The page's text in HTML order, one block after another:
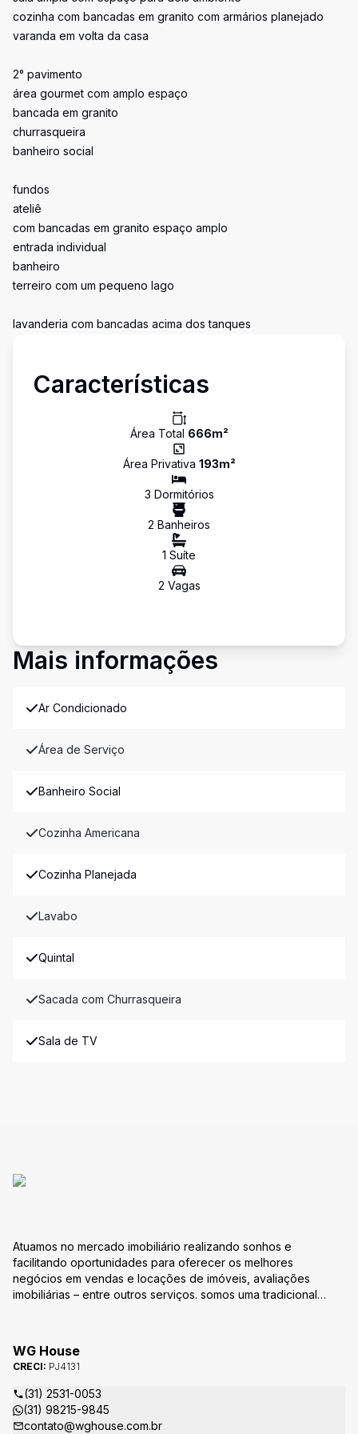
cozinha com bancadas em granito com armários planejado
varanda em volta da casa
2° pavimento
área gourmet com amplo espaço
bancada em granito
churrasqueira
banheiro social
fundos
ateliê
com bancadas em granito espaço amplo
entrada individual
banheiro
terreiro com um pequeno lago
lavanderia com bancadas acima dos tanques
Características
Área Total 666m²
Área Privativa 193m²
3 Dormitórios
2 Banheiros
1 Suíte
2 Vagas
Mais informações
Ar Condicionado
Área de Serviço
Banheiro Social
Cozinha Americana
Cozinha Planejada
Lavabo
Quintal
Sacada com Churrasqueira
Sala de TV
Atuamos no mercado imobiliário realizando sonhos e
facilitando oportunidades para oferecer os melhores
negócios em vendas e locações de imóveis, avaliações
imobiliárias – entre outros serviços. somos uma tradicional
prestado e principalmente na realização do sonho e na
aquisição da conquista. é a busca permanente de excelência
e qualidade na prestação de serviços em negócios
imobiliários que atendam às necessidades dos nossos clientes
e parceiros Visão Nossa visão é reafirmar nosso compromisso
WG House
CRECI: PJ4131
(31) 2531-0053
(31) 98215-9845
contato@wghouse.com.br